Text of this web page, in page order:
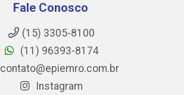
Fale Conosco
(15) 3305-8100
(11) 96393-8174
contato@epiemro.com.br
Instagram